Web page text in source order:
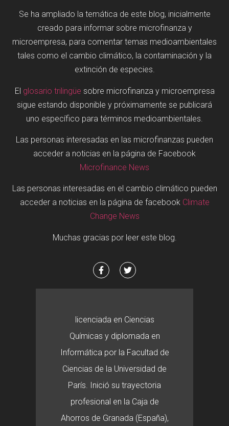
Se ha ampliado la temática de este blog, inicialmente
creado para informar sobre microfinanza y
microempresa, para comentar temas medioambientales
tales como el cambio climático, la contaminación y la
extinción de especies.
El glosario trilingüe sobre microfinanza y microempresa
sigue estando disponible y próximamente se publicará
uno específico para términos medioambientales.
Las personas interesadas en las microfinanzas pueden
acceder a noticias en la página de Facebook
Microfinance News
Las personas interesadas en el cambio climático pueden
acceder a noticias en la página de facebook Climate
Change News
Muchas gracias por leer este blog.
licenciada en Ciencias
Químicas y diplomada en
Informática por la Facultad de
Ciencias de la Universidad de
París. Inició su trayectoria
profesional en la Caja de
Ahorros de Granada (España),